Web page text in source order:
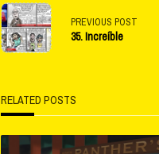
<span
class="nav-
subtitle
screen-
PREVIOUS POST
35. Increíble
RELATED POSTS